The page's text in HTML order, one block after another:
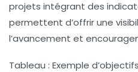
projets intégrant des
permettent d’offrir une
l’avancement et
Tableau : Exemple